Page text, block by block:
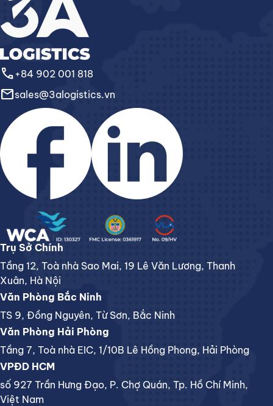
call+84 902 001 818
emailsales@3alogistics.vn
Trụ Sở Chính
Tầng 12, Toà nhà Sao Mai, 19 Lê Văn Lương, Thanh
Xuân, Hà Nội
Văn Phòng Bắc Ninh
TS 9, Đồng Nguyên, Từ Sơn, Bắc Ninh
Văn Phòng Hải Phòng
Tầng 7, Toà nhà EIC, 1/10B Lê Hồng Phong, Hải Phòng
VPĐD HCM
số 927 Trần Hưng Đạo, P. Chợ Quán, Tp. Hồ Chí Minh,
Việt Nam